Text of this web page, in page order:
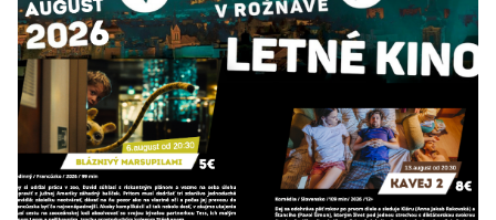
07/08/2026 - 31/08/2026